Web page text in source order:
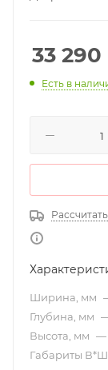
33 290
Есть в
Ширина, мм
Глубина, мм
Высота, мм —
Габариты